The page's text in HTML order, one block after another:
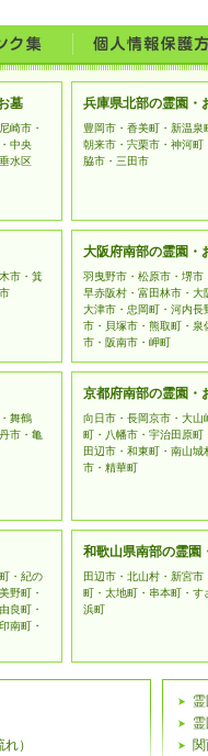
トへの
データの
お客様の
おります
墓
崎市・
中央
水区
兵庫県北部の霊園・
豊岡市・香美町・新温泉
朝来市・宍栗市・神河町
脇市・三田市
市・箕
大阪府南部の霊園・
羽曳野市・松原市・堺市
早赤阪村・富田林市・大
大津市・忠岡町・河内長
市・貝塚市・熊取町・泉
市・阪南市・岬町
舞鶴
市・亀
京都府南部の霊園・
向日市・長岡京市・大山
町・八幡市・宇治田原町
田辺市・和東町・南山城
市・精華町
・紀の
野町・
良町・
南町・
和歌山県南部の霊園
田辺市・北山村・新宮市
町・太地町・串本町・す
浜町
）